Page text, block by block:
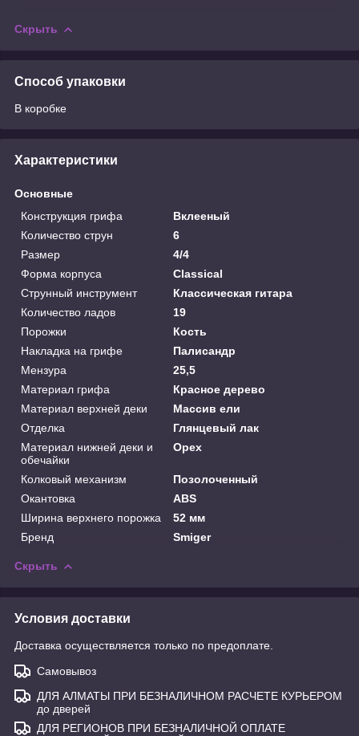
Скрыть
Способ упаковки
В коробке
Характеристики
Основные
Конструкция грифа
Вклееный
Количество струн
6
Размер
4/4
Форма корпуса
Classical
Струнный инструмент
Классическая гитара
Количество ладов
19
Порожки
Кость
Накладка на грифе
Палисандр
Мензура
25,5
Материал грифа
Красное дерево
Материал верхней деки
Массив ели
Отделка
Глянцевый лак
Материал нижней деки и
обечайки
Орех
Колковый механизм
Позолоченный
Окантовка
ABS
Ширина верхнего порожка
52 мм
Бренд
Smiger
Скрыть
Условия доставки
Доставка осуществляется только по предоплате.
Самовывоз
ДЛЯ АЛМАТЫ ПРИ БЕЗНАЛИЧНОМ РАСЧЕТЕ КУРЬЕРОМ
до дверей
ДЛЯ РЕГИОНОВ ПРИ БЕЗНАЛИЧНОЙ ОПЛАТЕ